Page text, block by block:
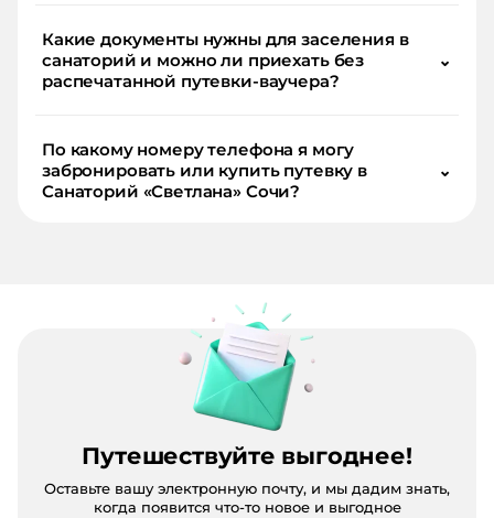
Какие документы нужны для заселения в
санаторий и можно ли приехать без
распечатанной путевки-ваучера?
⌄
По какому номеру телефона я могу
забронировать или купить путевку в
Санаторий «Светлана» Сочи?
⌄
Путешествуйте выгоднее!
Оставьте вашу электронную почту, и мы дадим знать,
когда появится что-то новое и выгодное